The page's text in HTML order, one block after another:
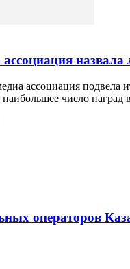
назвала
ассоциация подвела
наибольшее число
операторов